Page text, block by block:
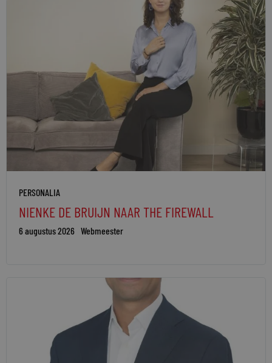
PERSONALIA
NIENKE DE BRUIJN NAAR THE FIREWALL
6 augustus 2026 Webmeester